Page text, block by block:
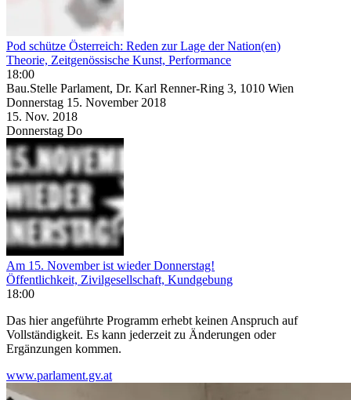
Pod schütze Österreich: Reden zur Lage der Nation(en)
Theorie, Zeitgenössische Kunst, Performance
18:00
Bau.Stelle Parlament, Dr. Karl Renner-Ring 3, 1010 Wien
Donnerstag 15. November 2018
15. Nov. 2018
Donnerstag Do
Am 15. November ist wieder Donnerstag!
Öffentlichkeit, Zivilgesellschaft, Kundgebung
18:00
Das hier angeführte Programm erhebt keinen Anspruch auf
Vollständigkeit. Es kann jederzeit zu Änderungen oder
Ergänzungen kommen.
www.parlament.gv.at